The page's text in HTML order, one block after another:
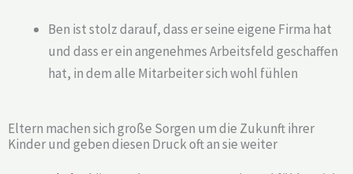
Ben ist stolz darauf, dass er seine eigene Firma hat
und dass er ein angenehmes Arbeitsfeld geschaffen
hat, in dem alle Mitarbeiter sich wohl fühlen
Eltern machen sich große Sorgen um die Zukunft ihrer
Kinder und geben diesen Druck oft an sie weiter